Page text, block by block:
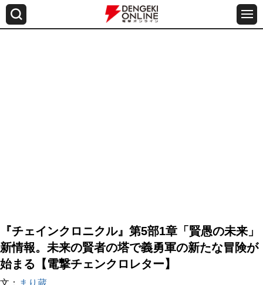
『チェインクロニクル』第5部1章「賢愚の未来」
新情報。未来の賢者の塔で義勇軍の新たな冒険が
始まる【電撃チェンクロレター】
文： まり蔵